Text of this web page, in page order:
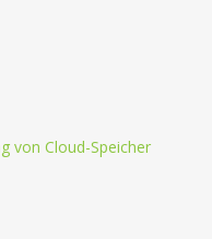
von Cloud-Speicher